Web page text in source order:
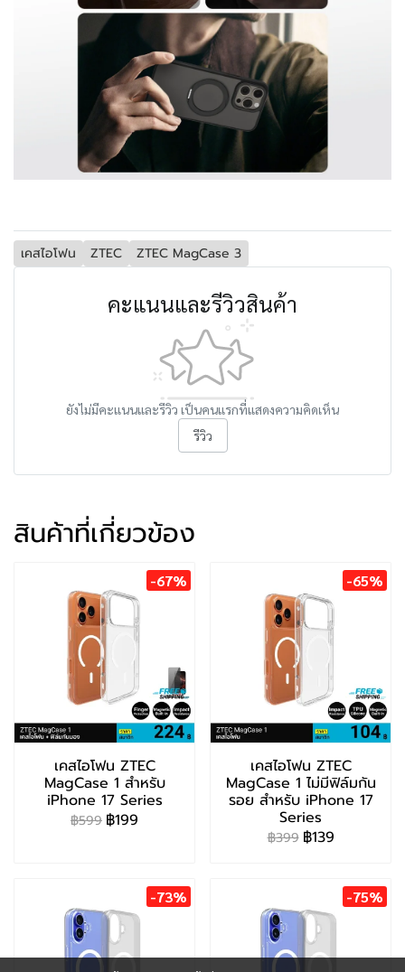
เคสไอโฟน ZTEC ZTEC MagCase 3
คะแนนและรีวิวสินค้า
ยังไม่มีคะแนนและรีวิว เป็นคนแรกที่แสดงความคิดเห็น
รีวิว
สินค้าที่เกี่ยวข้อง
-67%
เคสไอโฟน ZTEC
MagCase 1 สำหรับ
iPhone 17 Series
฿599 ฿199
-65%
เคสไอโฟน ZTEC
MagCase 1 ไม่มีฟิล์มกัน
รอย สำหรับ iPhone 17
Series
฿399 ฿139
-73% -75%